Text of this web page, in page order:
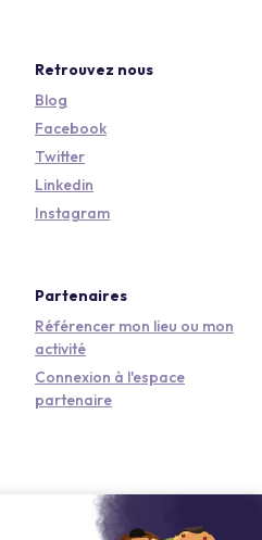
Retrouvez nous
Blog
Facebook
Twitter
Linkedin
Instagram
Partenaires
Référencer mon lieu ou mon
activité
Connexion à l'espace
partenaire